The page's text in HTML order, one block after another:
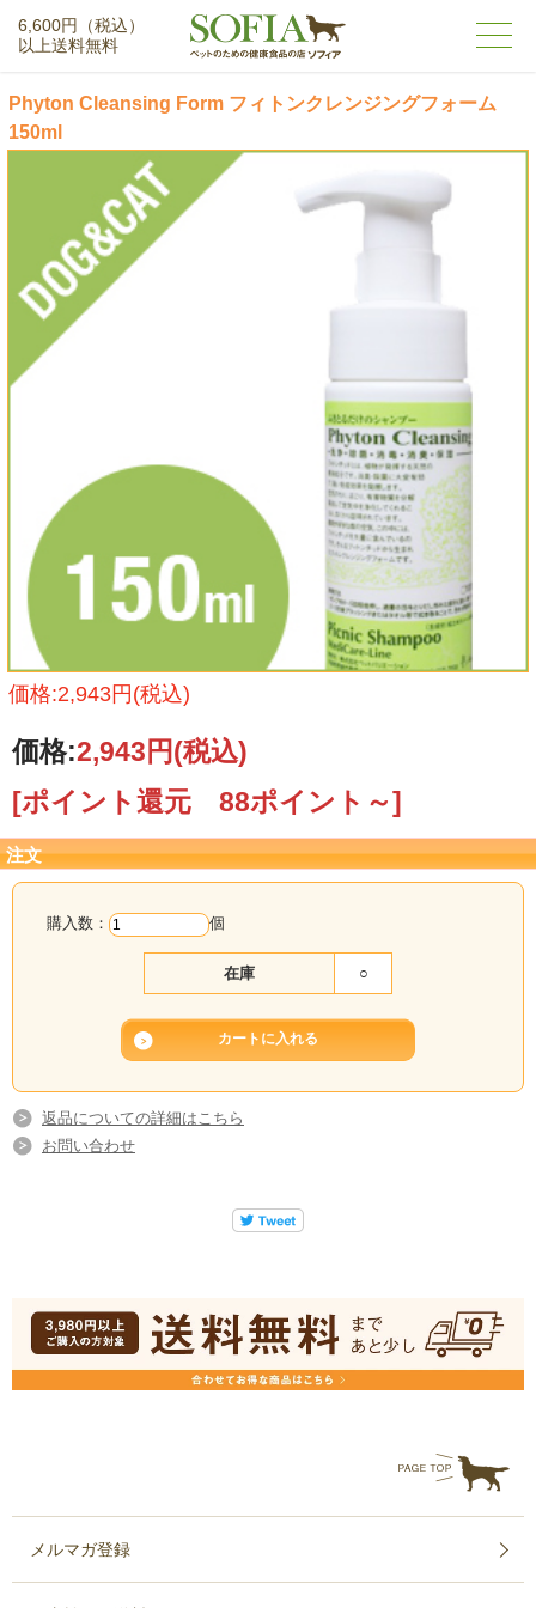
6,600円（税込）
以上送料無料
Phyton Cleansing Form フィトンクレンジングフォーム
150ml
価格:2,943円(税込)
価格:2,943円(税込)
[ポイント還元 88ポイント～]
注文
購入数： 個
在庫 ○
返品についての詳細はこちら
お問い合わせ
メルマガ登録